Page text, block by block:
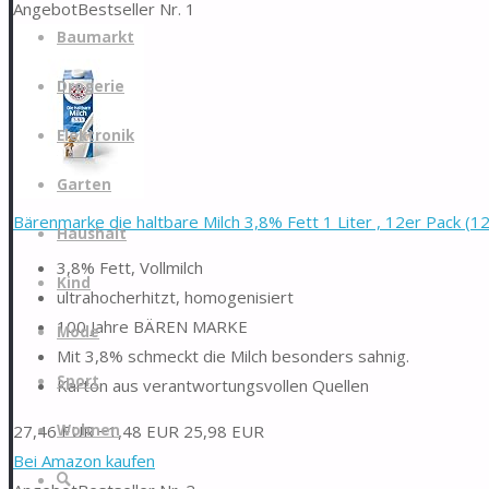
Zum
springen
Baumarkt
Drogerie
Elektronik
Garten
Haushalt
Kind
Mode
Sport
Wohnen
AngebotBestseller Nr. 1
Bärenmarke die haltbare Milch 3,8% Fett 1 Liter , 12er Pack
3,8% Fett, Vollmilch
ultrahocherhitzt, homogenisiert
100 Jahre BÄREN MARKE
Mit 3,8% schmeckt die Milch besonders sahnig.
Karton aus verantwortungsvollen Quellen
27,46 EUR −1,48 EUR 25,98 EUR
Bei Amazon kaufen